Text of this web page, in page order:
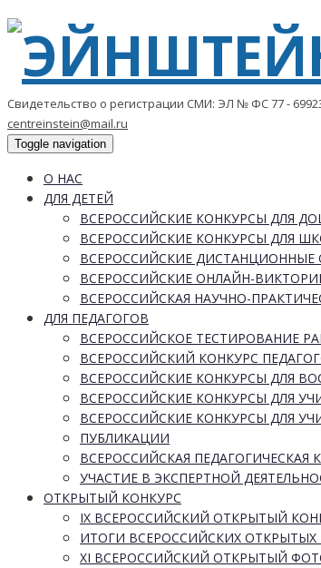
Свидетельство о регистрации СМИ: ЭЛ № ФС 77 -
centreinstein@mail.ru
Toggle navigation
О НАС
ДЛЯ ДЕТЕЙ
ВСЕРОССИЙСКИЕ КОНКУРСЫ ДЛЯ
ВСЕРОССИЙСКИЕ КОНКУРСЫ ДЛЯ
ВСЕРОССИЙСКИЕ
ВСЕРОССИЙСКИЕ ОНЛАЙН-
ВСЕРОССИЙСКАЯ НАУЧНО-
ДЛЯ ПЕДАГОГОВ
ВСЕРОССИЙСКОЕ ТЕСТИРОВАНИЕ
ВСЕРОССИЙСКИЙ КОНКУРС
ВСЕРОССИЙСКИЕ КОНКУРСЫ ДЛЯ
ВСЕРОССИЙСКИЕ КОНКУРСЫ ДЛЯ
ВСЕРОССИЙСКИЕ КОНКУРСЫ ДЛЯ
ПУБЛИКАЦИИ
ВСЕРОССИЙСКАЯ ПЕДАГОГИЧЕСКАЯ
УЧАСТИЕ В ЭКСПЕРТНОЙ
ОТКРЫТЫЙ КОНКУРС
IX ВСЕРОССИЙСКИЙ ОТКРЫТЫЙ
ИТОГИ ВСЕРОССИЙСКИХ
XI ВСЕРОССИЙСКИЙ ОТКРЫТЫЙ